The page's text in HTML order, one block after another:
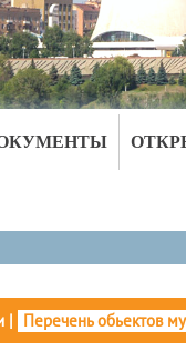
| Перечень обьектов